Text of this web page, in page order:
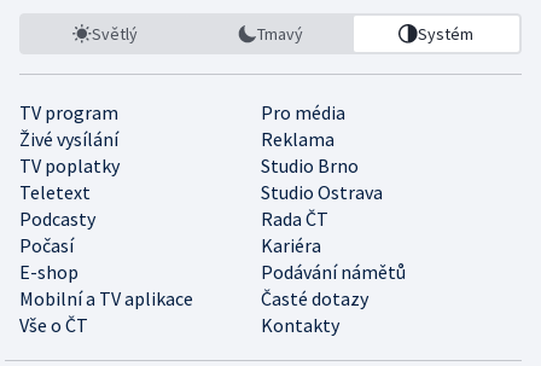
Světlý Tmavý Systém
TV program
Pro média
Živé vysílání
Reklama
TV poplatky
Studio Brno
Teletext
Studio Ostrava
Podcasty
Rada ČT
Počasí
Kariéra
E-shop
Podávání námětů
Mobilní a TV aplikace
Časté dotazy
Vše o ČT
Kontakty